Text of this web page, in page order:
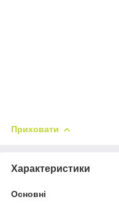
Приховати
Характеристики
Основні